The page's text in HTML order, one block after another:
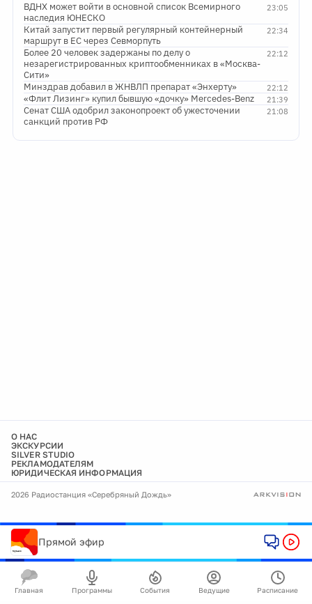
23:05
ВДНХ может войти в основной список Всемирного
наследия ЮНЕСКО
22:34
Китай запустит первый регулярный контейнерный
маршрут в ЕС через Севморпуть
22:12
Более 20 человек задержаны по делу о
незарегистрированных криптообменниках в «Москва-
Сити»
22:12
Минздрав добавил в ЖНВЛП препарат «Энхерту»
21:39
«Флит Лизинг» купил бывшую «дочку» Mercedes-Benz
21:08
Сенат США одобрил законопроект об ужесточении
санкций против РФ
О НАС
ЭКСКУРСИИ
SILVER STUDIO
РЕКЛАМОДАТЕЛЯМ
ЮРИДИЧЕСКАЯ ИНФОРМАЦИЯ
2026 Радиостанция «Серебряный Дождь»
Прямой эфир
Главная Программы События Ведущие Расписание